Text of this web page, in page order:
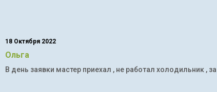
18 Октября 2022
Ольга
В день заявки мастер приехал , не работал холодильник ,